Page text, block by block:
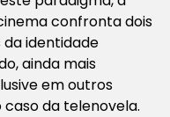
confronta dois
identidade
ainda mais
em outros
da telenovela.